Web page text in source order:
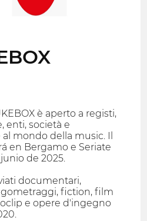
è aperto a registi,
enti, società e
mondo della music. Il
en Bergamo e Seriate
junio de 2025.
documentari,
fiction, film
e opere d'ingegno